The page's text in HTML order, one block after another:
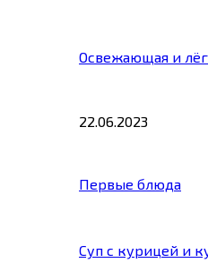
Освежающая и
22.06.2023
Первые блюда
Суп с курицей и